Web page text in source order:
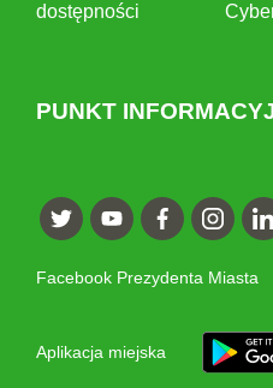
dostępności
PUNKT
Facebook Prezydenta Miasta
Aplikacja miejska